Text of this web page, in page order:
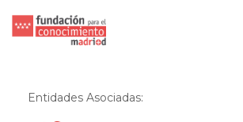
Entidades Asociadas: